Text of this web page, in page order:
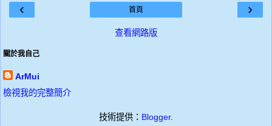
‹ ›
首頁
查看網路版
關於我自己
ArMui
檢視我的完整簡介
技術提供： Blogger.